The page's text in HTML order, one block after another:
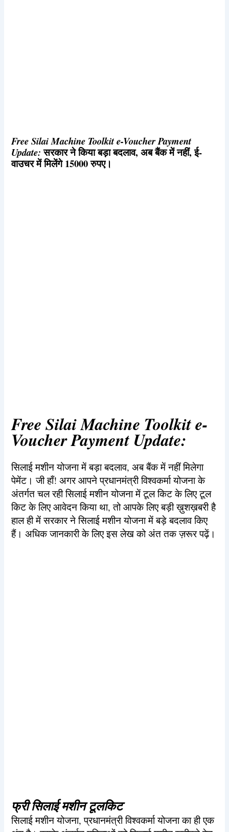
Free Silai Machine Toolkit e-Voucher Payment
Update:सरकार ने किया बड़ा बदलाव, अब बैंक में नहीं, ई-
वाउचर में मिलेंगे 15000 रुपए।
Free Silai Machine Toolkit e-
Voucher Payment Update:
सिलाई मशीन योजना में बड़ा बदलाव, अब बैंक में नहीं मिलेगा
पेमेंट। जी हाँ! अगर आपने प्रधानमंत्री विश्वकर्मा योजना के
अंतर्गत चल रही सिलाई मशीन योजना में टूल किट के लिए टूल
किट के लिए आवेदन किया था, तो आपके लिए बड़ी ख़ुशख़बरी है
हाल ही में सरकार ने सिलाई मशीन योजना में बड़े बदलाव किए
हैं। अधिक जानकारी के लिए इस लेख को अंत तक ज़रूर पढ़ें।
फ्री सिलाई मशीन टूलकिट
सिलाई मशीन योजना, प्रधानमंत्री विश्वकर्मा योजना का ही एक